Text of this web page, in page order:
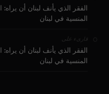
الفقر الذي يأنف لبنان أن
المنسية في لبنان
قارىء على
الفقر الذي يأنف لبنان أن
المنسية في لبنان